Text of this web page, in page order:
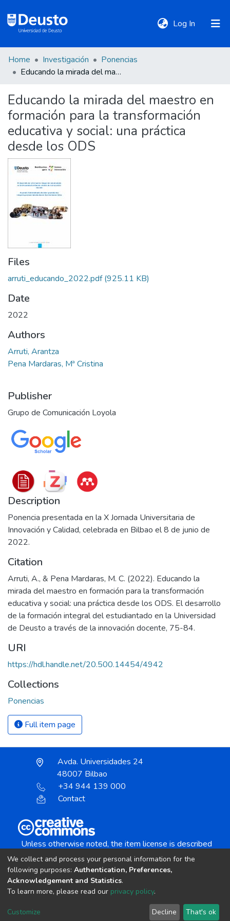
Log In (current)
DeustoTeka
Communities
&
Collections
All of DSpace
Statistics
Home Investigación
Ponencias
Educando la mirada del maestro en formación para la transformación educativa y social: una práctica desde los ODS
Educando la mirada del maestro en
formación para la transformación
educativa y social: una práctica
desde los ODS
Files
arruti_educando_2022.pdf(925.11 KB)
Date
2022
Authors
Arruti, Arantza
Pena Mardaras, Mª Cristina
Publisher
Grupo de Comunicación Loyola
Description
Ponencia presentada en la X Jornada Universitaria de
Innovación y Calidad, celebrada en Bilbao el 8 de junio de
2022.
Citation
Arruti, A., & Pena Mardaras, M. C. (2022). Educando la
mirada del maestro en formación para la transformación
educativa y social: una práctica desde los ODS. El desarrollo
de la formación integral del estudiantado en la Universidad
de Deusto a través de la innovación docente, 75-84.
URI
https://hdl.handle.net/20.500.14454/4942
Collections
Ponencias
Full item page
Avda. Universidades 24
48007 Bilbao
+34 944 139 000
Contact
Unless otherwise noted, the item license is described
Creative Commons Attribution-NonCommercial-
copyright © 2002-2026 LYRASIS
Cookie settings Send Feedback
We collect and process your personal information for the
following purposes: Authentication, Preferences,
Acknowledgement and Statistics.
To learn more, please read our privacy policy.
Customize Decline That's ok